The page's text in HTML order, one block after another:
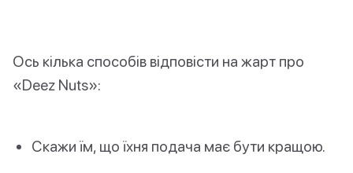
Ось кілька способів відповісти на жарт про
«Deez Nuts»:
Скажи їм, що їхня подача має бути кращою.